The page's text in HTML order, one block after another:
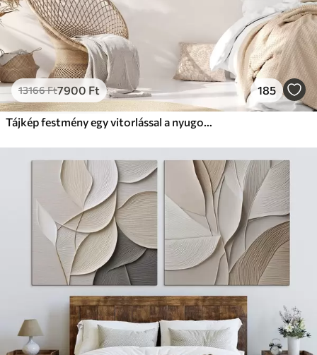
13166Ft7900 Ft 185
Tájkép festmény egy vitorlással a nyugodt tengeren, narancssárga és sárga égbolt, távoli hegyek